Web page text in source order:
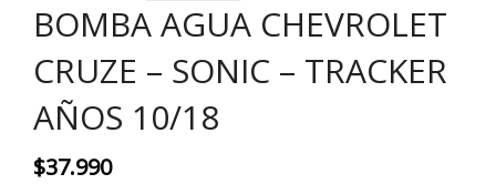
BOMBA AGUA CHEVROLET
CRUZE – SONIC – TRACKER
AÑOS 10/18
$37.990